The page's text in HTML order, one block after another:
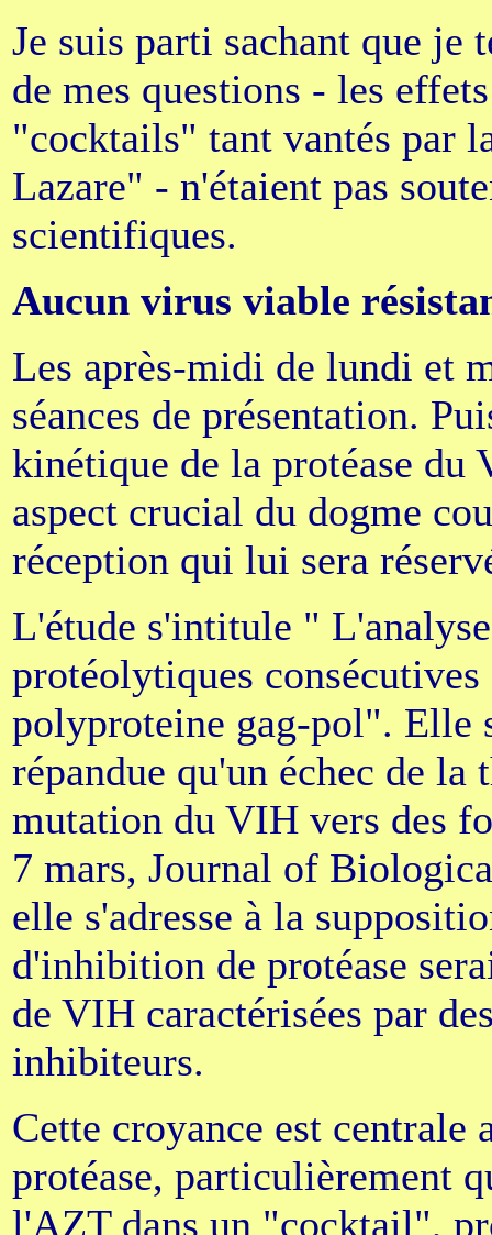
Je suis parti sachant que je
de mes questions - les
"cocktails" tant vantés par
Lazare" - n'étaient pas
scientifiques.
Aucun virus viable
Les après-midi de lundi et
séances de présentation.
kinétique de la protéase
aspect crucial du dogme
réception qui lui sera
L'étude s'intitule "
protéolytiques
polyproteine gag-pol". Elle
répandue qu'un échec de
mutation du VIH vers des
7 mars, Journal of
elle s'adresse à la
d'inhibition de protéase
de VIH caractérisées par
inhibiteurs.
Cette croyance est
protéase, particulièrement
l'AZT dans un "cocktail",